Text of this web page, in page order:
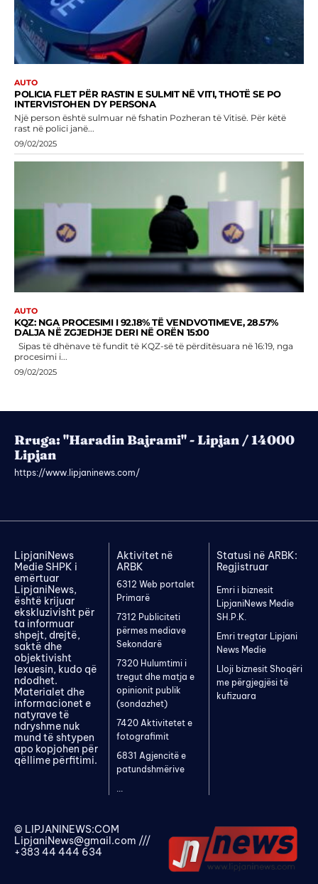
AUTO
POLICIA FLET PËR RASTIN E SULMIT NË VITI, THOTË SE PO
INTERVISTOHEN DY PERSONA
Një person është sulmuar në fshatin Pozheran të Vitisë. Për këtë
rast në polici janë...
09/02/2025
AUTO
KQZ: NGA PROCESIMI I 92.18% TË VENDVOTIMEVE, 28.57%
DALJA NË ZGJEDHJE DERI NË ORËN 15:00
procesimi i...
09/02/2025
Rruga: "Haradin Bajrami" - Lipjan / 14000
Lipjan
https://www.lipjaninews.com/
LipjaniNews
Medie SHPK i
emërtuar
LipjaniNews,
është krijuar
ekskluzivisht për
ta informuar
shpejt, drejtë,
saktë dhe
objektivisht
lexuesin, kudo që
ndodhet.
Materialet dhe
informacionet e
natyrave të
ndryshme nuk
mund të shtypen
apo kopjohen për
qëllime përfitimi.
Aktivitet në
ARBK
6312 Web portalet
Primarë
7312 Publiciteti
përmes mediave
Sekondarë
7320 Hulumtimi i
tregut dhe matja e
opinionit publik
(sondazhet)
7420 Aktivitetet e
fotografimit
6831 Agjencitë e
patundshmërive
Statusi në ARBK:
Regjistruar
Emri i biznesit
LipjaniNews Medie
SH.P.K.
Emri tregtar Lipjani
News Medie
Lloji biznesit Shoqëri
me përgjegjësi të
kufizuara
© LIPJANINEWS:COM
LipjaniNews@gmail.com ///
+383 44 444 634